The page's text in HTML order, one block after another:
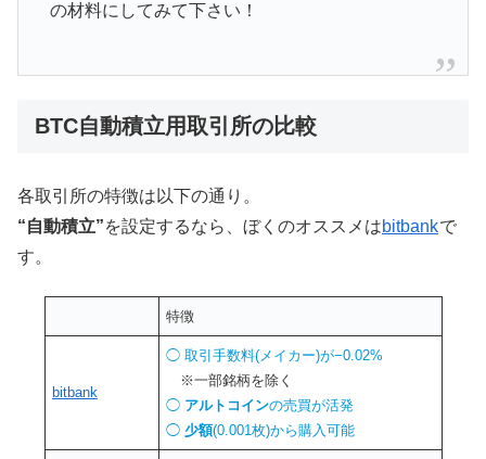
の材料にしてみて下さい！
BTC自動積立用取引所の比較
各取引所の特徴は以下の通り。
“自動積立”を設定するなら、ぼくのオススメはbitbankで
す。
特徴
bitbank
◯ 取引手数料(メイカー)が−0.02%
※一部銘柄を除く
◯アルトコインの売買が活発
◯ 少額(0.001枚)から購入可能